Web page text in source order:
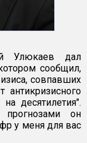
Улюкаев дал
сообщил,
совпавших
антикризисного
десятилетия".
он
у меня для вас